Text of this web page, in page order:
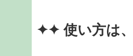
✦✦ 使い方は